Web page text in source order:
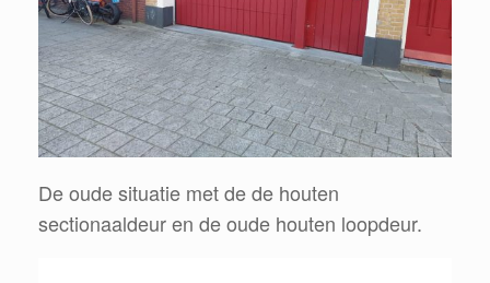
De oude situatie met de de houten
sectionaaldeur en de oude houten loopdeur.